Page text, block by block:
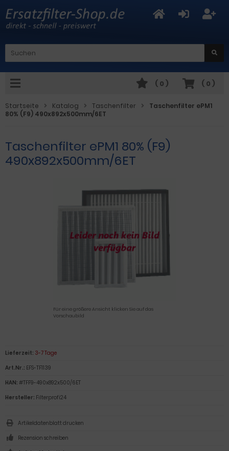
( 0 )
( 0 )
Startseite Katalog Taschenfilter
Taschenfilter ePM1
80% (F9) 490x892x500mm/6ET
Taschenfilter ePM1 80% (F9)
490x892x500mm/6ET
Für eine größere Ansicht klicken Sie auf das
Vorschaubild
Lieferzeit: 3-7 Tage
Art.Nr.: EFS-TF1139
HAN: #TFF9-490x892x500/6ET
Hersteller: Filterprofi24
Artikeldatenblatt drucken
Rezension schreiben